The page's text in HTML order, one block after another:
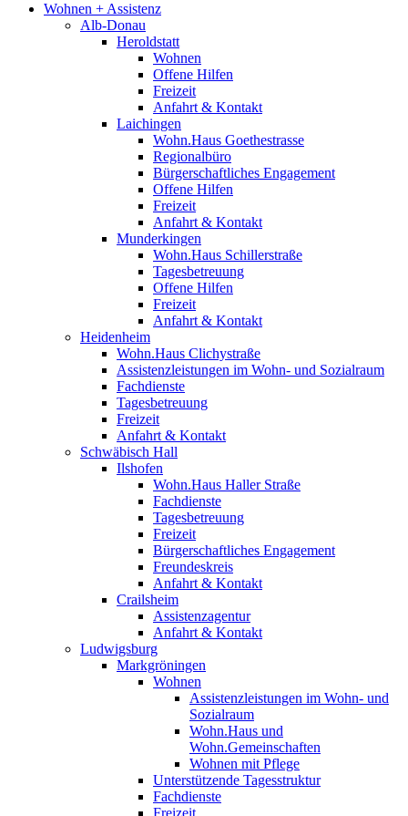
Wohnen + Assistenz
Alb-Donau
Heroldstatt
Wohnen
Offene Hilfen
Freizeit
Anfahrt & Kontakt
Laichingen
Wohn.Haus Goethestrasse
Regionalbüro
Bürgerschaftliches Engagement
Offene Hilfen
Freizeit
Anfahrt & Kontakt
Munderkingen
Wohn.Haus Schillerstraße
Tagesbetreuung
Offene Hilfen
Freizeit
Anfahrt & Kontakt
Heidenheim
Wohn.Haus Clichystraße
Assistenzleistungen im Wohn- und Sozialraum
Fachdienste
Tagesbetreuung
Freizeit
Anfahrt & Kontakt
Schwäbisch Hall
Ilshofen
Wohn.Haus Haller Straße
Fachdienste
Tagesbetreuung
Freizeit
Bürgerschaftliches Engagement
Freundeskreis
Anfahrt & Kontakt
Crailsheim
Assistenzagentur
Anfahrt & Kontakt
Ludwigsburg
Markgröningen
Wohnen
Assistenzleistungen im Wohn- und
Sozialraum
Wohn.Haus und
Wohn.Gemeinschaften
Wohnen mit Pflege
Unterstützende Tagesstruktur
Fachdienste